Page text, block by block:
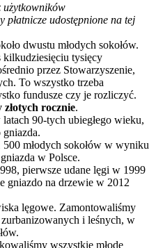
użytkowników
płatnicze udostępnione na tej
dwustu młodych sokołów.
kilkudziesięciu tysięcy
przez Stowarzyszenie,
To wszystko trzeba
fundusze czy je rozliczyć.
rocznie.
90-tych ubiegłego wieku,
gniazda.
młodych sokołów w wyniku
w Polsce.
pierwsze udane lęgi w 1999
gniazdo na drzewie w 2012
lęgowe. Zamontowaliśmy
i leśnych, w
wszystkie młode